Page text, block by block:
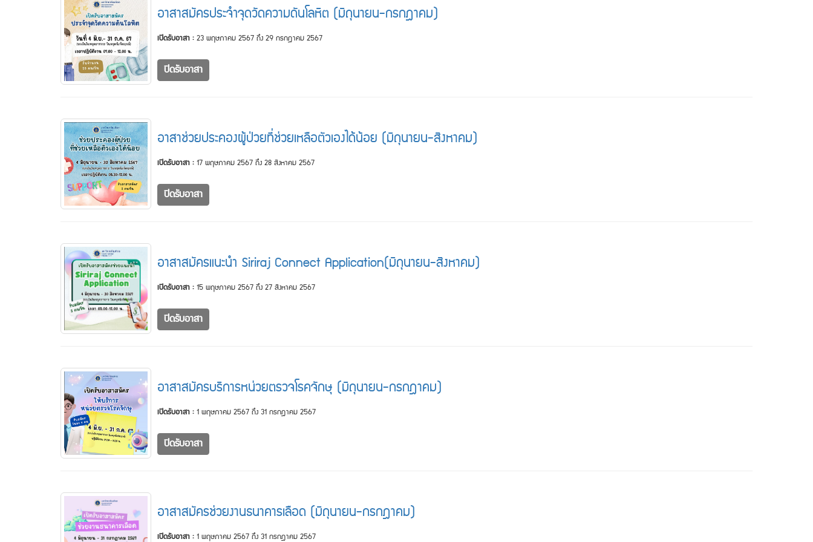
อาสาสมัครประจำจุดวัดความดันโลหิต (มิถุนายน-กรกฎาคม)
เปิดรับอาสา :23 พฤษภาคม 2567 ถึง 29 กรกฎาคม 2567
ปิดรับอาสา
อาสาช่วยประคองผู้ป่วยที่ช่วยเหลือตัวเองได้น้อย (มิถุนายน-สิงหาคม)
เปิดรับอาสา :17 พฤษภาคม 2567 ถึง 28 สิงหาคม 2567
ปิดรับอาสา
อาสาสมัครแนะนำ Siriraj Connect Application(มิถุนายน-สิงหาคม)
เปิดรับอาสา :15 พฤษภาคม 2567 ถึง 27 สิงหาคม 2567
ปิดรับอาสา
อาสาสมัครบริการหน่วยตรวจโรคจักษุ (มิถุนายน-กรกฎาคม)
เปิดรับอาสา :1 พฤษภาคม 2567 ถึง 31 กรกฎาคม 2567
ปิดรับอาสา
อาสาสมัครช่วยงานธนาคารเลือด (มิถุนายน-กรกฎาคม)
เปิดรับอาสา :1 พฤษภาคม 2567 ถึง 31 กรกฎาคม 2567